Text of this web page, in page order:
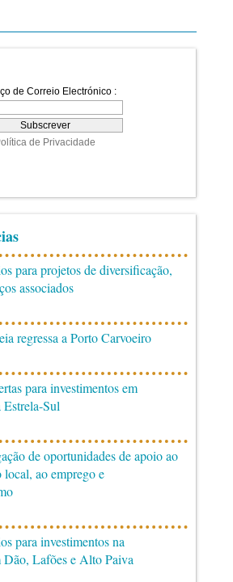
para projetos de diversificação,
associados
regressa a Porto Carvoeiro
para investimentos em
Sul
de oportunidades de apoio ao
ao emprego e
para investimentos na
Dão, Lafões e Alto Paiva